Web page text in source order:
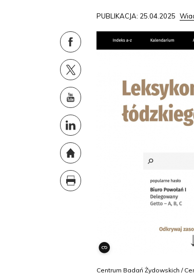
PUBLIKACJA: 25.04.2025
Centrum Badań Żydowskich /